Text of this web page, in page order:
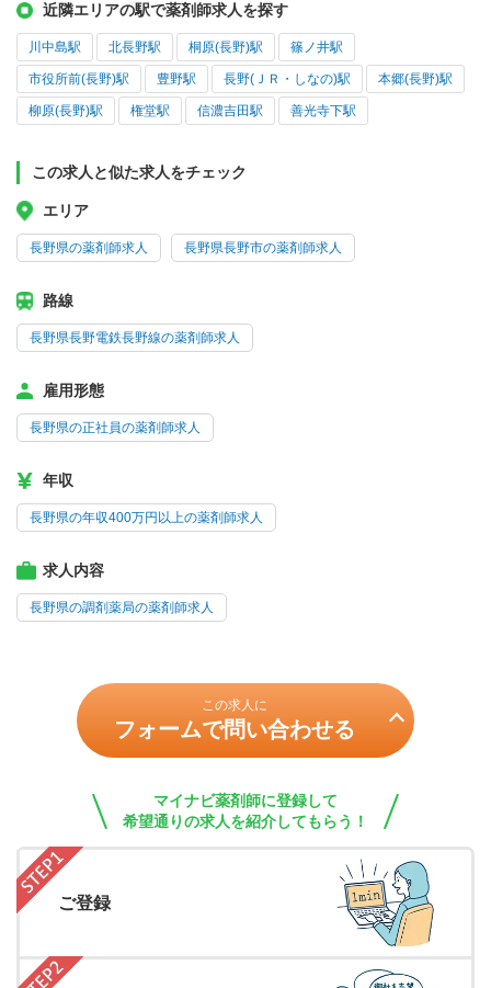
近隣エリアの駅で薬剤師求人を探す
川中島駅 北長野駅 桐原(長野)駅 篠ノ井駅
市役所前(長野)駅 豊野駅 長野(ＪＲ・しなの)駅 本郷(長野)駅
柳原(長野)駅 権堂駅 信濃吉田駅 善光寺下駅
この求人と似た求人をチェック
エリア
長野県の薬剤師求人 長野県長野市の薬剤師求人
路線
長野県長野電鉄長野線の薬剤師求人
雇用形態
長野県の正社員の薬剤師求人
年収
長野県の年収400万円以上の薬剤師求人
求人内容
長野県の調剤薬局の薬剤師求人
この求人に
フォームで問い合わせる
マイナビ薬剤師に登録して
希望通りの求人を紹介してもらう！
ご登録